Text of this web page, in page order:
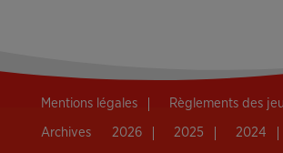
Mentions légales Règlements des
Archives 2026 2025 2024